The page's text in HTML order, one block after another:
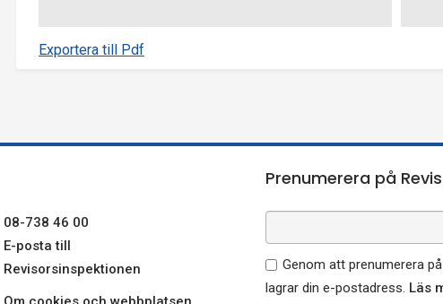
Exportera till Pdf
08-738 46 00
E-posta till
Revisorsinspektionen
Prenumerera på
Genom att prenumerera
lagrar din e-postadress. Läs